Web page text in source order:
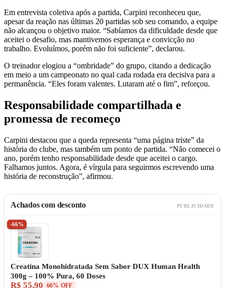
Em entrevista coletiva após a partida, Carpini reconheceu que,
apesar da reação nas últimas 20 partidas sob seu comando, a equipe
não alcançou o objetivo maior. “Sabíamos da dificuldade desde que
aceitei o desafio, mas mantivemos esperança e convicção no
trabalho. Evoluímos, porém não foi suficiente”, declarou.
O treinador elogiou a “ombridade” do grupo, citando a dedicação
em meio a um campeonato no qual cada rodada era decisiva para a
permanência. “Eles foram valentes. Lutaram até o fim”, reforçou.
Responsabilidade compartilhada e
promessa de recomeço
Carpini destacou que a queda representa “uma página triste” da
história do clube, mas também um ponto de partida. “Não comecei o
ano, porém tenho responsabilidade desde que aceitei o cargo.
Falhamos juntos. Agora, é vírgula para seguirmos escrevendo uma
história de reconstrução”, afirmou.
Achados com desconto PUBLICIDADE
-66%
Creatina Monohidratada Sem Sabor DUX Human Health
300g – 100% Pura, 60 Doses
R$ 55,90 66% OFF